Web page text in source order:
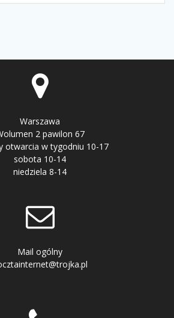
Warszawa
2 pawilon 67
otwarcia w tygodniu 10-17
sobota 10-14
niedziela 8-14
Mail ogólny